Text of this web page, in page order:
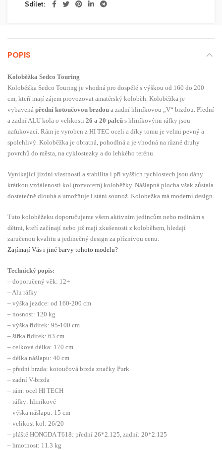
Sdílet
POPIS
Koloběžka Sedco Touring
Koloběžka Sedco Touring je vhodná pro dospělé s výškou od 160 do 200
cm, kteří mají zájem provozovat amatérský koloběh. Koloběžka je
vybavená přední kotoučovou brzdou a zadní hliníkovou „V“ brzdou. Přední
a zadní ALU kola o velikosti 26 a 20 palců s hliníkovými ráfky jsou
nafukovací. Rám je vyroben z HI TEC oceli a díky tomu je velmi pevný a
spolehlivý. Koloběžka je obratná, pohodlná a je vhodná na různé druhy
povrchů do města, na cyklostezky a do lehkého terénu.
Vynikající jízdní vlastnosti a stabilita i při vyšších rychlostech jsou dány
krátkou vzdáleností kol (rozvorem) koloběžky. Nášlapná plocha však zůstala
dostatečně dlouhá a umožňuje i stání sounož. Kolobežka má moderní design.
Tuto koloběžeku doporučujeme všem aktivním jedincům nebo rodinám s
dětmi, kteří začínají nebo již mají zkušenosti z koloběhem, hledají
zaručenou kvalitu a jedinečný design za příznivou cenu.
Zajímají Vás i jiné barvy tohoto modelu?
Technický popis:
– doporučený věk: 12+
– Alu ráfky
– výška jezdce: od 160-200 cm
– nosnost: 120 kg
– výška řidítek: 95-100 cm
– šířka řidítek: 63 cm
– celková délka: 170 cm
– délka nášlapu: 40 cm
– přední brzda: kotoučová brzda značky Purk
– zadní V-brzda
– rám: ocel HI TECH
– ráfky: hliníkové
– výška nášlapu: 15 cm
– velikost kol: 26/20
– pláště HONGDA T618: přední 26*2.125, zadní: 20*2.125
– hmotnost: 11.3 kg